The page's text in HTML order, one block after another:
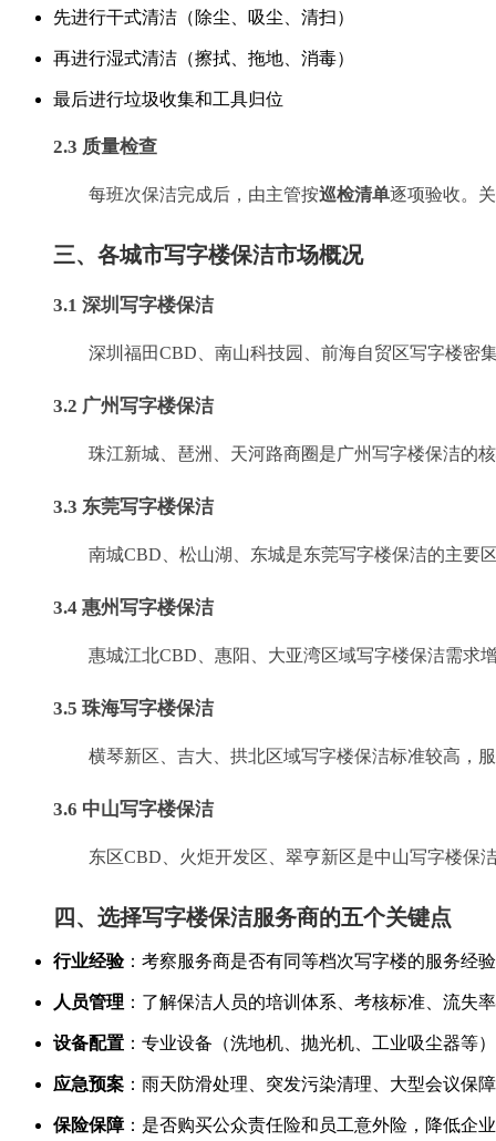
先进行干式清洁（除尘、吸尘、清扫）
再进行湿式清洁（擦拭、拖地、消毒）
最后进行垃圾收集和工具归位
2.3 质量检查
每班次保洁完成后，由主管按巡检清单逐项验收。
三、各城市写字楼保洁市场概况
3.1 深圳写字楼保洁
深圳福田CBD、南山科技园、前海自贸区写字楼密
3.2 广州写字楼保洁
珠江新城、琶洲、天河路商圈是广州写字楼保洁的
3.3 东莞写字楼保洁
南城CBD、松山湖、东城是东莞写字楼保洁的主要
3.4 惠州写字楼保洁
惠城江北CBD、惠阳、大亚湾区域写字楼保洁需求
3.5 珠海写字楼保洁
横琴新区、吉大、拱北区域写字楼保洁标准较高，
3.6 中山写字楼保洁
东区CBD、火炬开发区、翠亨新区是中山写字楼保
四、选择写字楼保洁服务商的五个关键点
行业经验：考察服务商是否有同等档次写字楼的服务经
人员管理 ：了解保洁人员的培训体系、考核标准、流
设备配置 ：专业设备（洗地机、抛光机、工业吸尘器等
应急预案 ：雨天防滑处理、突发污染清理、大型会议保
保险保障：是否购买公众责任险和员工意外险，降低企